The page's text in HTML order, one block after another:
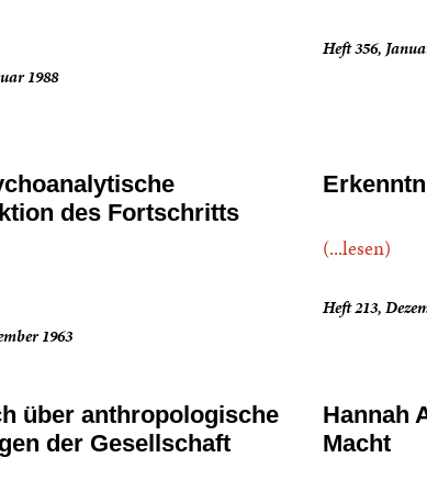
1988
Heft 356,
des Fortschritts
1963
(...lesen)
Heft 213,
über anthropologische
der Gesellschaft
Hannah
Macht